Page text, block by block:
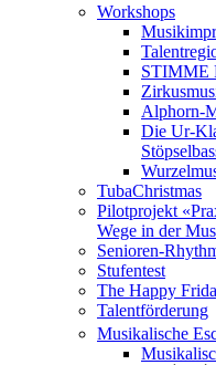
Workshops
STIMME
Alphorn-
Die Ur-
TubaChristmas
Pilotprojekt
Wege in der
Senioren-
Stufentest
The Happy
Talentförderung
Musikalische